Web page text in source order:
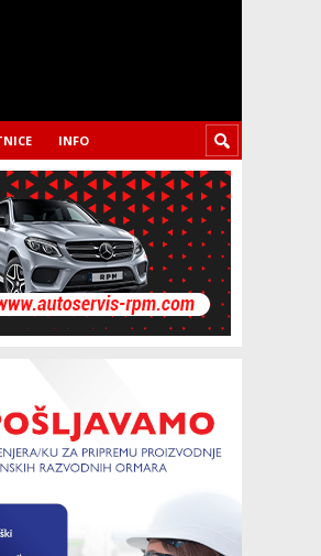
INFO